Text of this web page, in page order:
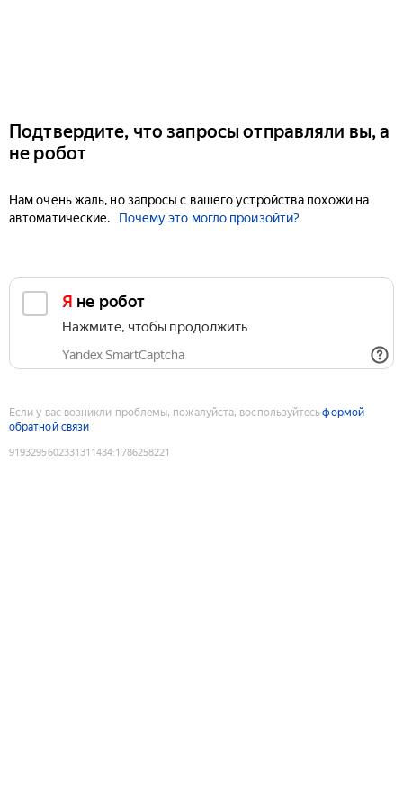
Подтвердите, что запросы отправляли вы, а
не робот
Нам очень жаль, но запросы с вашего устройства похожи на
автоматические.
Почему это могло произойти?
Я не робот
Нажмите, чтобы продолжить
Yandex SmartCaptcha
Если у вас возникли проблемы, пожалуйста, воспользуйтесьформой
обратной связи
9193295602331311434:1786258221